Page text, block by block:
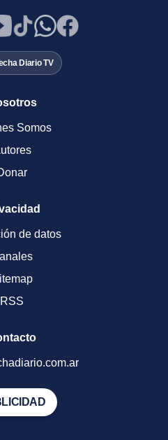
Diario TV
Somos
de datos
RSS